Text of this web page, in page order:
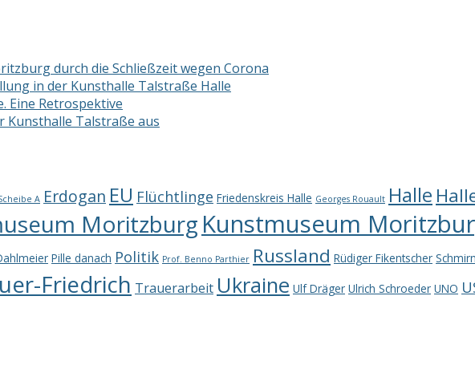
durch die Schließzeit wegen Corona
in der Kunsthalle Talstraße Halle
Eine Retrospektive
Kunsthalle Talstraße aus
A Erdogan EU Flüchtlinge Friedenskreis Halle Georges Rouault Halle
Moritzburg Kunstmuseum
Pille danach Politik Prof. Benno Parthier Russland Rüdiger Fikentscher
Friedrich Trauerarbeit Ukraine Ulf Dräger Ulrich Schroeder UNO